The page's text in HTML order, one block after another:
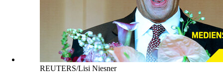
REUTERS/Lisi Niesner